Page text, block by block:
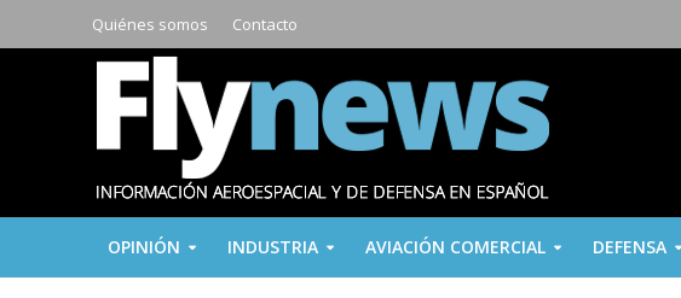
Quiénes somos Contacto
OPINIÓN INDUSTRIA AVIACIÓN COMERCIAL DEFENSA